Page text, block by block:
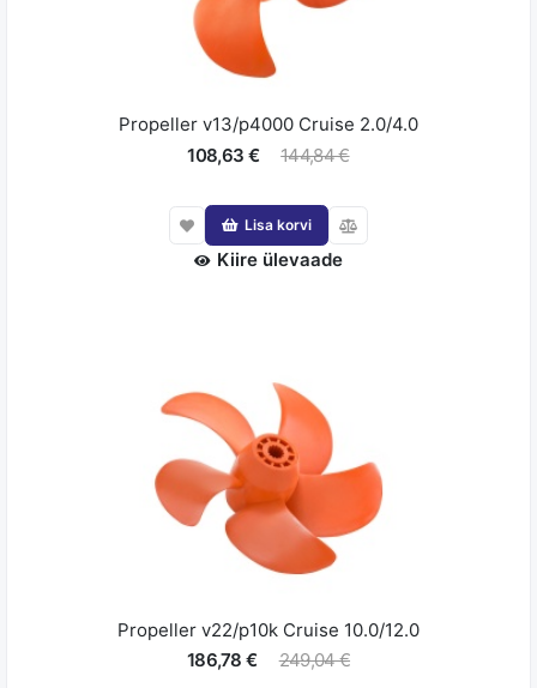
Propeller v13/p4000 Cruise 2.0/4.0
108,63 €
144,84 €
Lisa korvi
Kiire ülevaade
Propeller v22/p10k Cruise 10.0/12.0
186,78 €
249,04 €